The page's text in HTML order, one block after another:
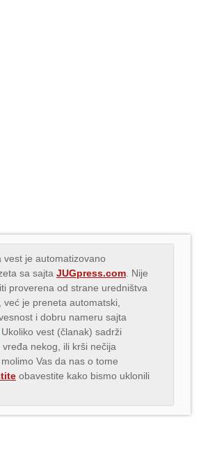
vest je automatizovano
sa sajta JUGpress.com . Nije
proverena od strane uredništva
već je preneta automatski,
i dobru nameru sajta
. Ukoliko vest (članak) sadrži
nekog, ili krši nečija
Vas da nas o tome
obavestite kako bismo uklonili